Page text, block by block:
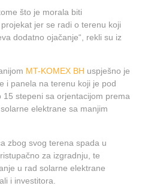
što je morala biti
jer se radi o terenu koji
dodatno ojačanje“, rekli su iz
MT-KOMEX BH uspješno je
i panela na terenu koji je pod
stepeni sa orjentacijom prema
elektrane sa manjim
zbog svog terena spada u
za izgradnju, te
u rad solarne elektrane
i investitora.